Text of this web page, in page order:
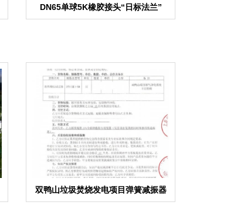
DN65单球5K橡胶接头“日标法兰”
双鸭山垃圾焚烧发电项目弹簧减振器
合同